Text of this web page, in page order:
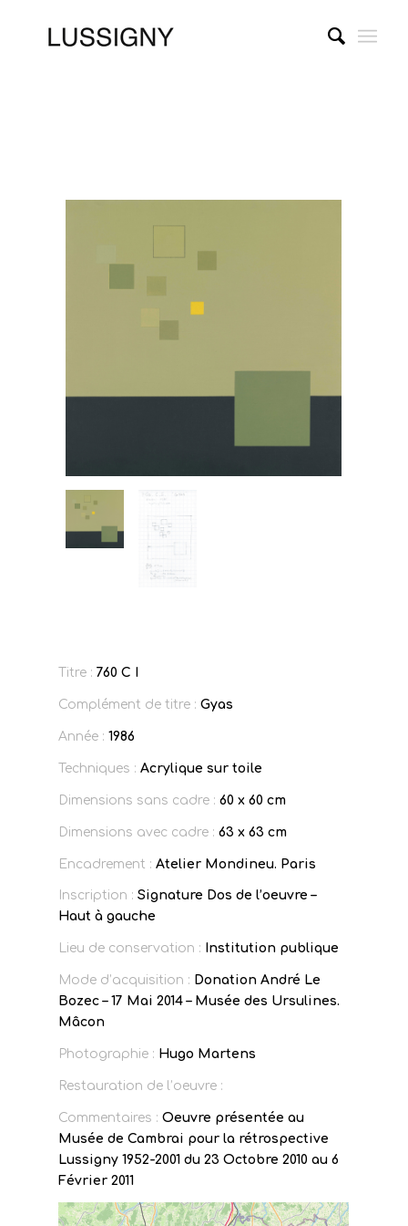
Titre : 760 C I
Complément de titre : Gyas
Année : 1986
Techniques : Acrylique sur toile
Dimensions sans cadre : 60 x 60 cm
Dimensions avec cadre : 63 x 63 cm
Encadrement : Atelier Mondineu. Paris
Inscription : Signature Dos de l’oeuvre –
Haut à gauche
Lieu de conservation : Institution publique
Mode d’acquisition : Donation André Le
Bozec – 17 Mai 2014 – Musée des Ursulines.
Mâcon
Photographie : Hugo Martens
Restauration de l’oeuvre :
Commentaires : Oeuvre présentée au
Musée de Cambrai pour la rétrospective
Lussigny 1952-2001 du 23 Octobre 2010 au 6
Février 2011